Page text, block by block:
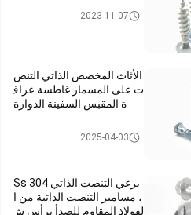
مسامير ذاتية اللولبة من الفولاذ الم
2023-11-07
الأثاث المخصص الذاتي التنص
ت على المسمار غاطسة عراف
ة المقبس السفينة الدوارة
مسامير ذاتية اللولبة من الفولاذ الم
2025-04-03
برغي التنصت الذاتي Ss 304
، مسامير التنصت الذاتية من ا
لفولاذ المقاوم للصدأ برأس ش